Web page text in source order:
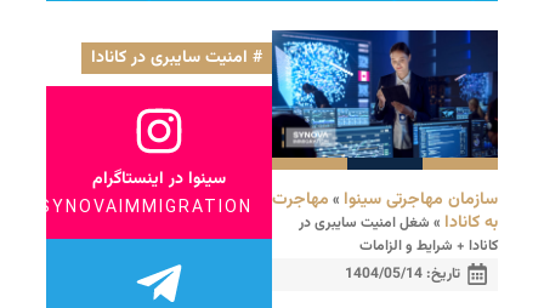
سازمان مهاجرتی سینوا » مهاجرت
به کانادا » شغل امنیت سایبری در
کانادا + شرایط و الزامات
تاریخ:1404/05/14
سینوا در اینستاگرام
SYNOVAIMMIGRATION
امنیت سایبری در کانادا